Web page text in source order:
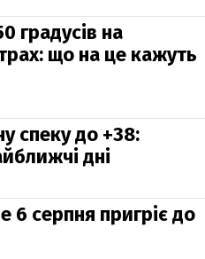
градусів на
що на це кажуть
спеку до +38:
дні
6 серпня пригріє до